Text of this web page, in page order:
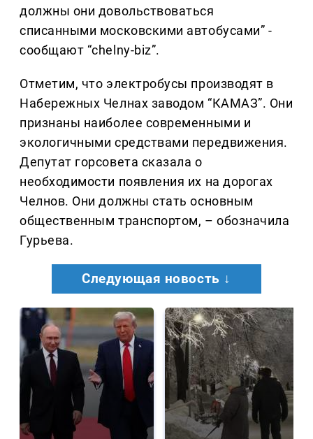
должны они довольствоваться
списанными московскими автобусами” -
сообщают “chelny-biz”.
Отметим, что электробусы производят в
Набережных Челнах заводом “КАМАЗ”. Они
признаны наиболее современными и
экологичными средствами передвижения.
Депутат горсовета сказала о
необходимости появления их на дорогах
Челнов. Они должны стать основным
общественным транспортом, – обозначила
Гурьева.
Следующая новость ↓